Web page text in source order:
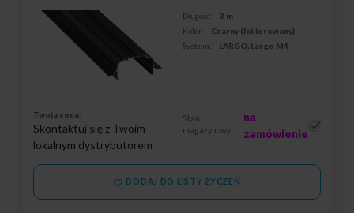
Długość:
3 m
Kolor:
Czarny (lakierowany)
System:
LARGO, Largo M4
Twoja cena:
Skontaktuj się z Twoim
lokalnym dystrybutorem
Stan
magazynowy:
na
zamówienie
DODAJ DO LISTY ŻYCZEŃ